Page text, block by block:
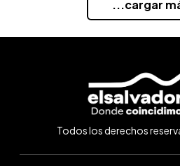
...cargar
Todos los derechos